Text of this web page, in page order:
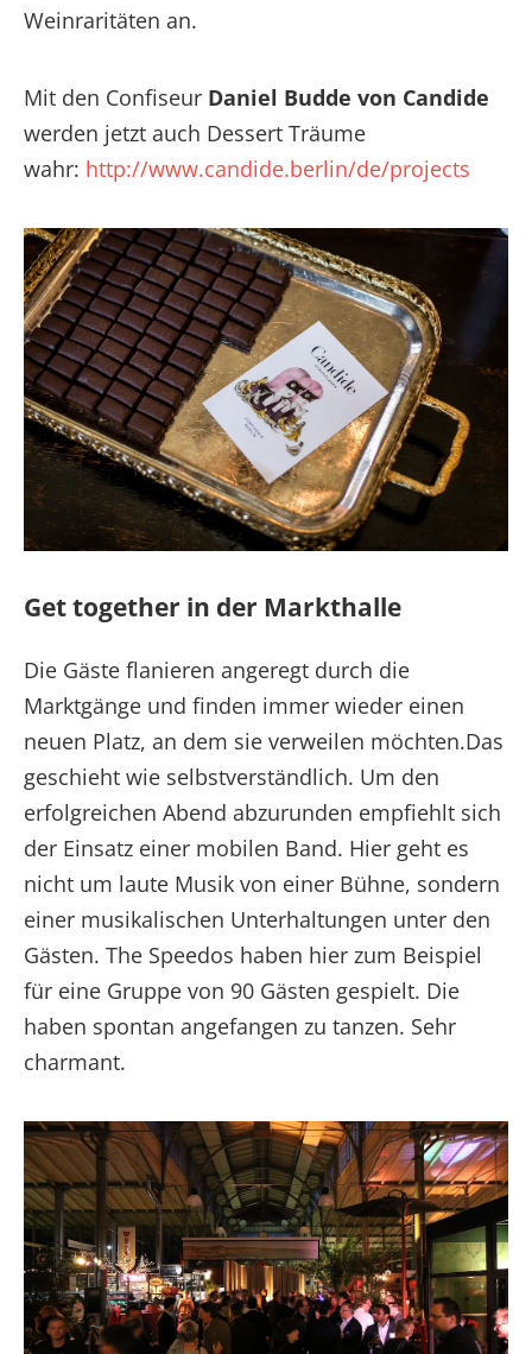
Weinraritäten an.
Mit den Confiseur Daniel Budde von Candide
werden jetzt auch Dessert Träume
wahr: http://www.candide.berlin/de/projects
Get together in der Markthalle
Die Gäste flanieren angeregt durch die
Marktgänge und finden immer wieder einen
neuen Platz, an dem sie verweilen möchten.Das
geschieht wie selbstverständlich. Um den
erfolgreichen Abend abzurunden empfiehlt sich
der Einsatz einer mobilen Band. Hier geht es
nicht um laute Musik von einer Bühne, sondern
einer musikalischen Unterhaltungen unter den
Gästen. The Speedos haben hier zum Beispiel
für eine Gruppe von 90 Gästen gespielt. Die
haben spontan angefangen zu tanzen. Sehr
charmant.